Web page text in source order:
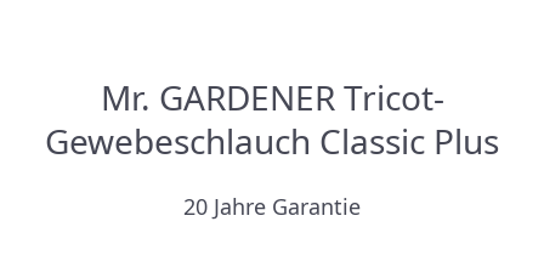
Mr. GARDENER Tricot-
Gewebeschlauch Classic Plus
20 Jahre Garantie